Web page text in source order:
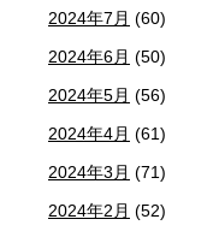
2024年7月 (60)
2024年6月 (50)
2024年5月 (56)
2024年4月 (61)
2024年3月 (71)
2024年2月 (52)